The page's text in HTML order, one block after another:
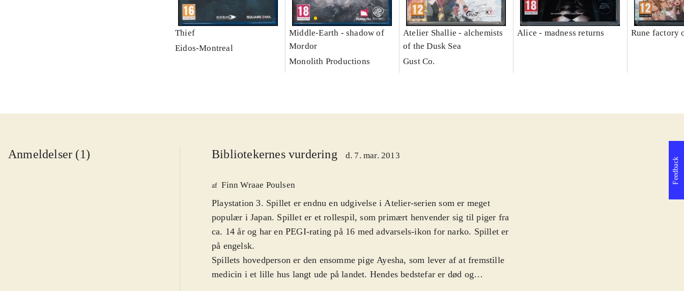
Thief
Eidos-Montreal
Middle-Earth - shadow of
Mordor
Monolith Productions
Atelier Shallie - alchemists
of the Dusk Sea
Gust Co.
Alice - madness returns Rune factory
Anmeldelser (1) Bibliotekernes vurdering d. 7. mar. 2013
af Finn Wraae Poulsen
Playstation 3. Spillet er endnu en udgivelse i Atelier-serien som er meget
populær i Japan. Spillet er et rollespil, som primært henvender sig til piger fra
ca. 14 år og har en PEGI-rating på 16 med advarsels-ikon for narko. Spillet er
på engelsk.
Spillets hovedperson er den ensomme pige Ayesha, som lever af at fremstille
medicin i et lille hus langt ude på landet. Hendes bedstefar er død og
Feedback